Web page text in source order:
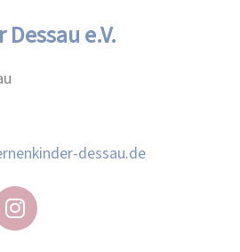
e.V.
dessau.de